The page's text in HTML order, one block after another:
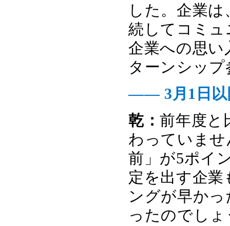
した。企業
続してコミ
企業への思い
ターンシッ
―― 3月1日以
乾：前年度と
わっていませ
前」が5ポイ
定を出す企
ングが早か
ったのでしょ